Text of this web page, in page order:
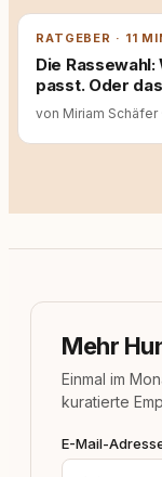
RATGEBER · 11
Die
passt. Oder
von Miriam Schäfer
Mehr
Einmal im
kuratierte
E-Mail-